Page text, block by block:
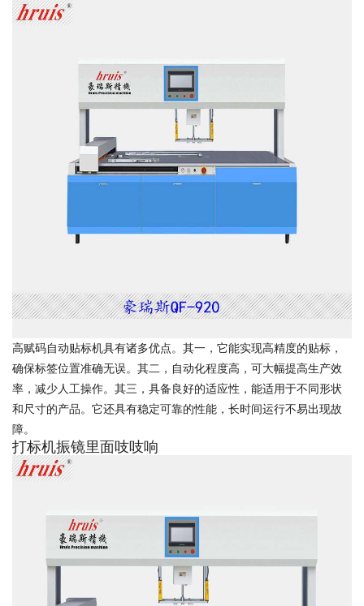
高赋码自动贴标机具有诸多优点。其一，它能实现高精度的贴标，
确保标签位置准确无误。其二，自动化程度高，可大幅提高生产效
率，减少人工操作。其三，具备良好的适应性，能适用于不同形状
和尺寸的产品。它还具有稳定可靠的性能，长时间运行不易出现故
障。
打标机振镜里面吱吱响